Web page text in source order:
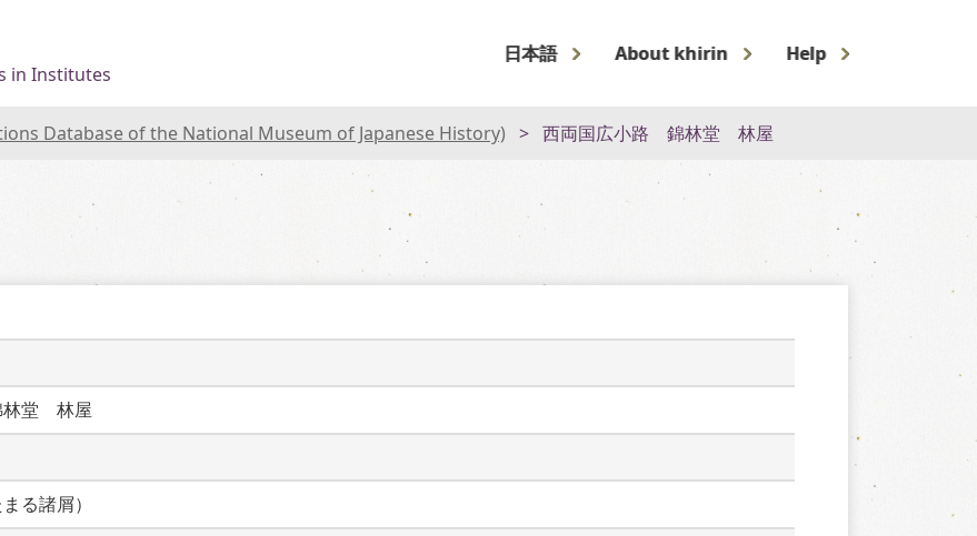
in Institutes
日本語 About khirin Help
Database of the National Museum of Japanese History) 西両国広小路 錦林堂 林屋
堂　林屋
る諸屑）